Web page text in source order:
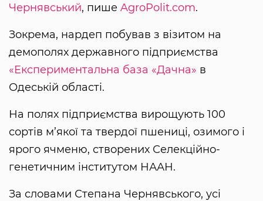
Чернявський, пише AgroPolit.com.
Зокрема, нардеп побував з візитом на
демополях державного підприємства
«Експериментальна база «Дачна» в
Одеській області.
На полях підприємства вирощують 100
сортів м’якої та твердої пшениці, озимого і
ярого ячменю, створених Селекційно-
генетичним інститутом НААН.
За словами Степана Чернявського, усі